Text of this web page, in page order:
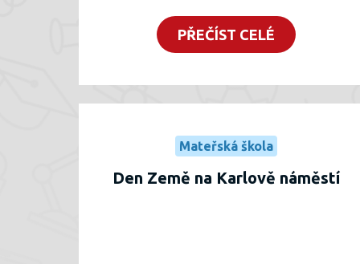
PŘEČÍST CELÉ
Mateřská škola
Den Země na Karlově náměstí